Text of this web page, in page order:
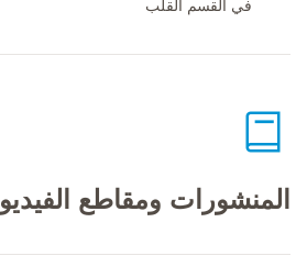
في القسم القلب
المنشورات ومقاطع الفيديو